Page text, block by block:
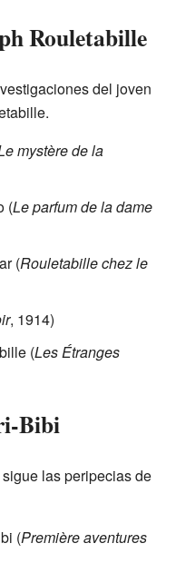
Rouletabille
del joven
mystère de la
(Le parfum de la dame
(Rouletabille chez le
, 1914)
(Les Étranges
Bibi
las peripecias de
(Première aventures